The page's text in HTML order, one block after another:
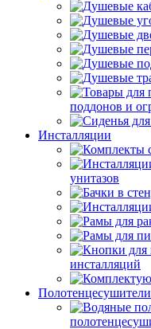
поддонов и
Инсталляции
унитазов
инсталляций
Полотенцесушители